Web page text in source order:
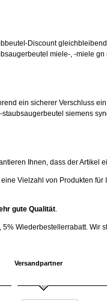
Discount
miele-, -miele
ein sicherer Verschluss
siemens
Ihnen, dass der Artikel
Vielzahl von Produkten für
gute Qualität.
, 5% Wiederbestellerrabatt. Wir
Versandpartner